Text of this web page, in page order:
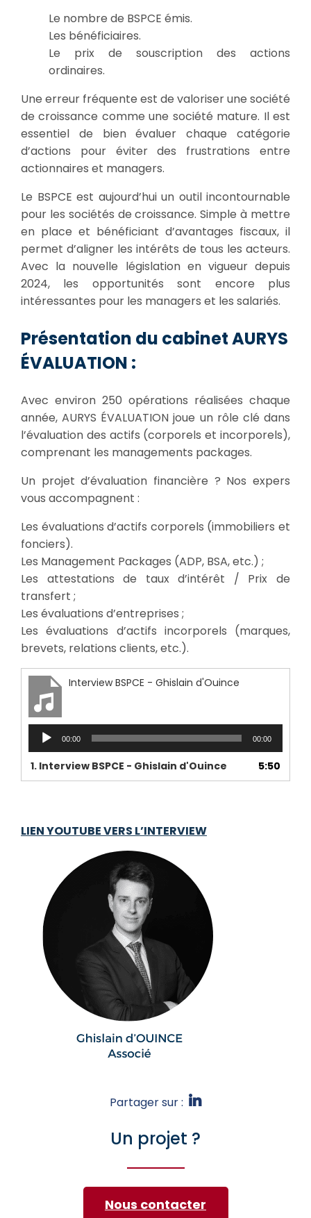
Le nombre de BSPCE émis.
Les bénéficiaires.
Le prix de souscription des actions
ordinaires.
Une erreur fréquente est de valoriser une société
de croissance comme une société mature. Il est
essentiel de bien évaluer chaque catégorie
d’actions pour éviter des frustrations entre
actionnaires et managers.
Le BSPCE est aujourd’hui un outil incontournable
pour les sociétés de croissance. Simple à mettre
en place et bénéficiant d’avantages fiscaux, il
permet d’aligner les intérêts de tous les acteurs.
Avec la nouvelle législation en vigueur depuis
2024, les opportunités sont encore plus
intéressantes pour les managers et les salariés.
Présentation du cabinet AURYS
ÉVALUATION :
Avec environ 250 opérations réalisées chaque
année, AURYS ÉVALUATION joue un rôle clé dans
l’évaluation des actifs (corporels et incorporels),
comprenant les managements packages.
Un projet d’évaluation financière ? Nos expers
vous accompagnent :
Les évaluations d’actifs corporels (immobiliers et
fonciers).
Les Management Packages (ADP, BSA, etc.) ;
Les attestations de taux d’intérêt / Prix de
transfert ;
Les évaluations d’entreprises ;
Les évaluations d’actifs incorporels (marques,
brevets, relations clients, etc.).
Interview BSPCE - Ghislain d'Ouince
Lecteur
audio
00:00 00:00
1. Interview BSPCE - Ghislain d'Ouince 5:50
LIEN YOUTUBE VERS L’INTERVIEW
Partager sur :
Un projet ?
Nous contacter